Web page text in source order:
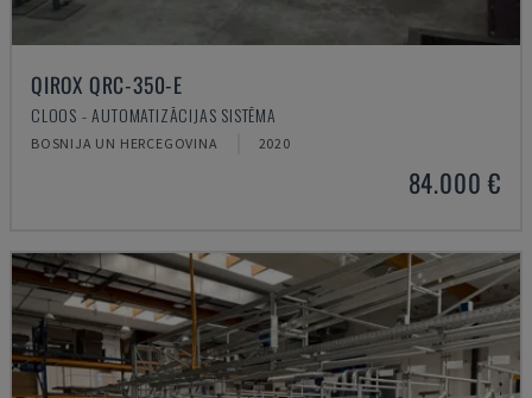
QIROX QRC-350-E
CLOOS - AUTOMATIZĀCIJAS SISTĒMA
BOSNIJA UN HERCEGOVINA 2020
84.000 €